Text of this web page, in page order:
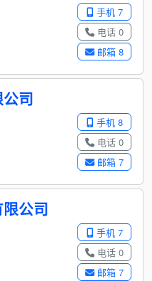
手机 7
电话 0
邮箱 8
司
手机 8
电话 0
邮箱 7
公司
手机 7
电话 0
邮箱 7